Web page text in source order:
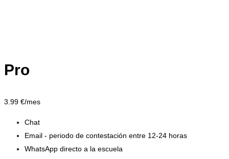
Pro
3.99 €/mes
Chat
Email - periodo de contestación entre 12-24 horas
WhatsApp directo a la escuela